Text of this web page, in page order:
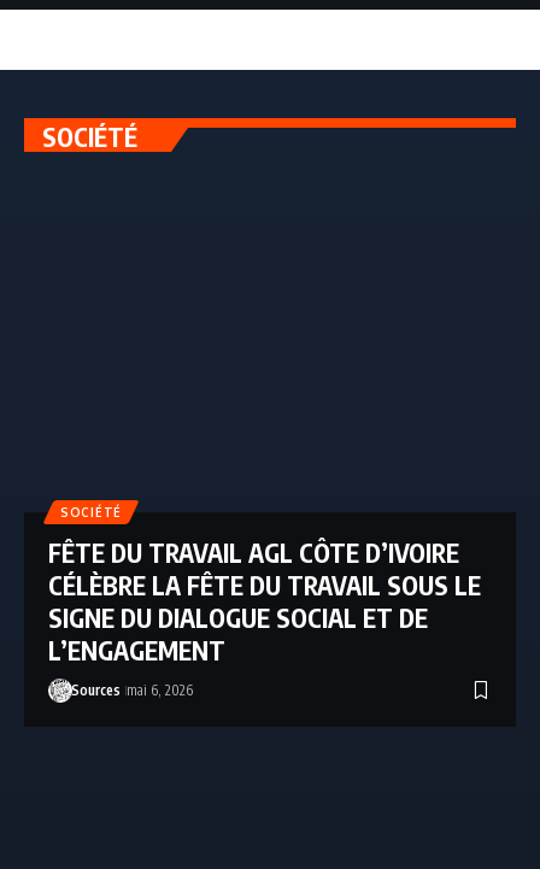
SOCIÉTÉ
SOCIÉTÉ
FÊTE DU TRAVAIL AGL CÔTE D’IVOIRE
CÉLÈBRE LA FÊTE DU TRAVAIL SOUS LE
SIGNE DU DIALOGUE SOCIAL ET DE
L’ENGAGEMENT
Sources mai 6, 2026